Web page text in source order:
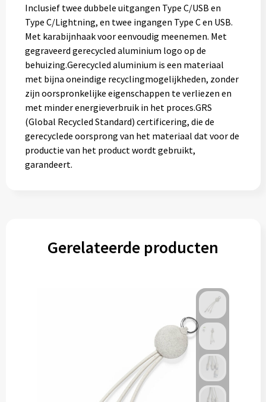
Inclusief twee dubbele uitgangen Type C/USB en
Type C/Lightning, en twee ingangen Type C en USB.
Met karabijnhaak voor eenvoudig meenemen. Met
gegraveerd gerecycled aluminium logo op de
behuizing.Gerecycled aluminium is een materiaal
met bijna oneindige recyclingmogelijkheden, zonder
zijn oorspronkelijke eigenschappen te verliezen en
met minder energieverbruik in het proces.GRS
(Global Recycled Standard) certificering, die de
gerecyclede oorsprong van het materiaal dat voor de
productie van het product wordt gebruikt,
garandeert.
Gerelateerde producten